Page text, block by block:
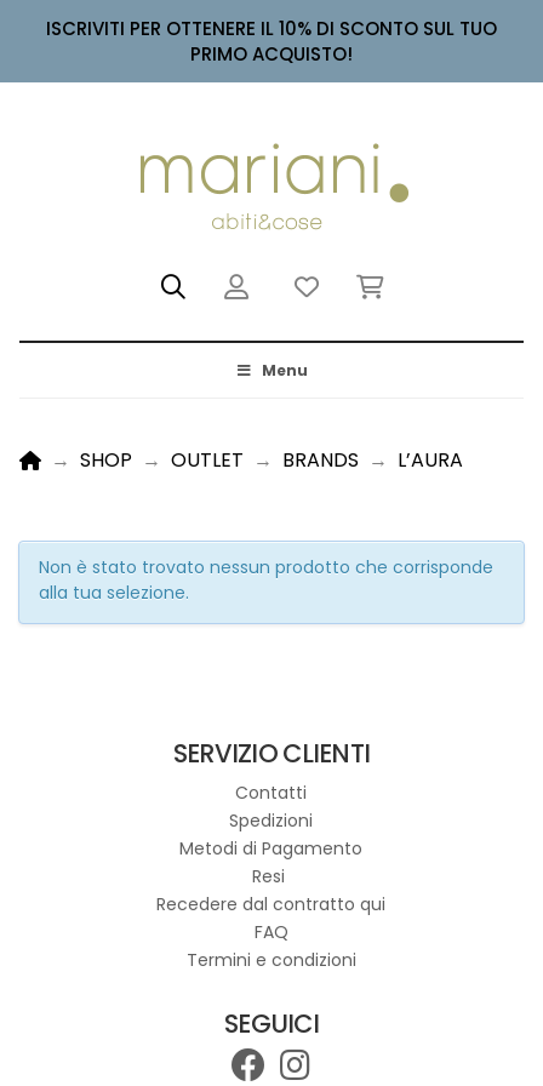
ISCRIVITI PER OTTENERE IL 10% DI SCONTO SUL TUO
PRIMO ACQUISTO!
Menu
HOME
→ SHOP → OUTLET → BRANDS → L’AURA
Non è stato trovato nessun prodotto che corrisponde
alla tua selezione.
SERVIZIO CLIENTI
Contatti
Spedizioni
Metodi di Pagamento
Resi
Recedere dal contratto qui
FAQ
Termini e condizioni
SEGUICI